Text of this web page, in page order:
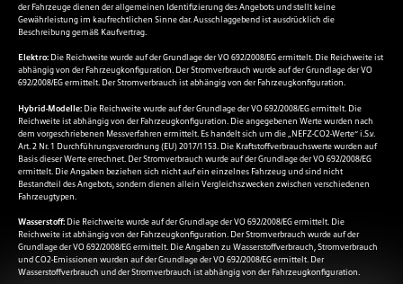
der Fahrzeuge dienen der allgemeinen Identifizierung des Angebots und stellt keine
Gewährleistung im kaufrechtlichen Sinne dar. Ausschlaggebend ist ausdrücklich die
Beschreibung gemäß Kaufvertrag.
Elektro: Die Reichweite wurde auf der Grundlage der VO 692/2008/EG ermittelt. Die Reichweite ist
abhängig von der Fahrzeugkonfiguration. Der Stromverbrauch wurde auf der Grundlage der VO
692/2008/EG ermittelt. Der Stromverbrauch ist abhängig von der Fahrzeugkonfiguration.
Hybrid-Modelle: Die Reichweite wurde auf der Grundlage der VO 692/2008/EG ermittelt. Die
Reichweite ist abhängig von der Fahrzeugkonfiguration. Die angegebenen Werte wurden nach
dem vorgeschriebenen Messverfahren ermittelt. Es handelt sich um die „NEFZ-CO2-Werte“ i.S.v.
Art. 2 Nr. 1 Durchführungsverordnung (EU) 2017/1153. Die Kraftstoffverbrauchswerte wurden auf
Basis dieser Werte errechnet. Der Stromverbrauch wurde auf der Grundlage der VO 692/2008/EG
ermittelt. Die Angaben beziehen sich nicht auf ein einzelnes Fahrzeug und sind nicht
Bestandteil des Angebots, sondern dienen allein Vergleichszwecken zwischen verschiedenen
Fahrzeugtypen.
Wasserstoff: Die Reichweite wurde auf der Grundlage der VO 692/2008/EG ermittelt. Die
Reichweite ist abhängig von der Fahrzeugkonfiguration. Der Stromverbrauch wurde auf der
Grundlage der VO 692/2008/EG ermittelt. Die Angaben zu Wasserstoffverbrauch, Stromverbrauch
und CO2-Emissionen wurden auf der Grundlage der VO 692/2008/EG ermittelt. Der
Wasserstoffverbrauch und der Stromverbrauch ist abhängig von der Fahrzeugkonfiguration.